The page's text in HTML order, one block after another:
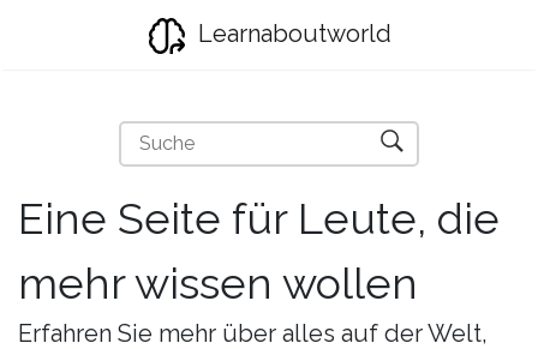
Learnaboutworld
Eine Seite für Leute, die
mehr wissen wollen
Erfahren Sie mehr über alles auf der Welt,